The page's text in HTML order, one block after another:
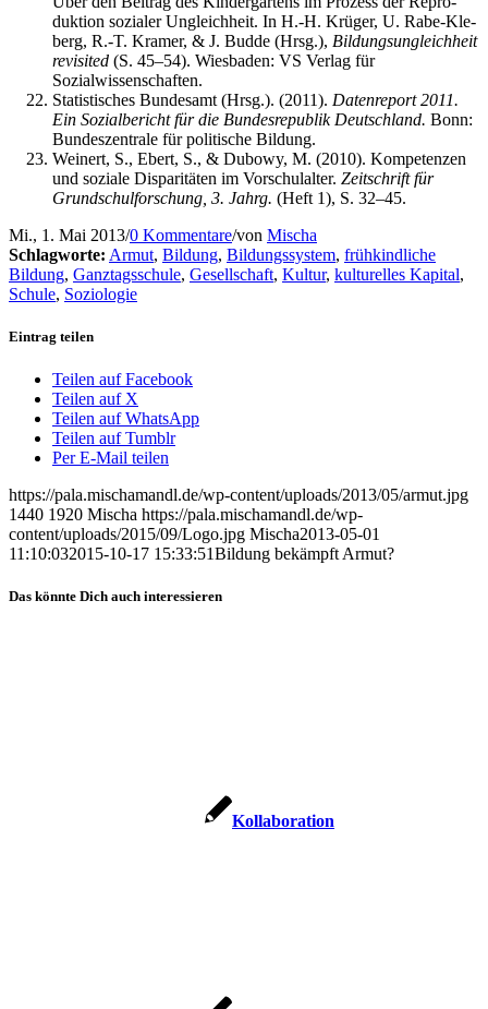
duk­ti­on sozia­ler Ungleich­heit. In H.-H. Krü­ger, U. Rabe-Kle­
berg, R.-T. Kra­mer, & J. Bud­de (Hrsg.), Bil­dungs­un­gleich­heit
revi­si­ted (S. 45–54). Wies­ba­den: VS Ver­lag für
Sozialwissenschaften.
Sta­tis­ti­sches Bun­des­amt (Hrsg.). (2011). Daten­re­port 2011.
Ein Sozi­al­be­richt für die Bun­des­re­pu­blik Deutsch­land. Bonn:
Bun­des­zen­tra­le für poli­ti­sche Bildung.
Wei­nert, S., Ebert, S., & Dubo­wy, M. (2010). Kom­pe­ten­zen
und sozia­le Dis­pa­ri­tä­ten im Vor­schul­al­ter. Zeit­schrift für
Grund­schul­for­schung, 3. Jahrg. (Heft 1), S. 32–45.
Mi., 1. Mai 2013/0 Kommentare/von Mischa
Schlagworte: Armut, Bildung, Bildungssystem, frühkindliche
Bildung, Ganztagsschule, Gesellschaft, Kultur, kulturelles Kapital,
Schule, Soziologie
Eintrag teilen
Teilen auf Facebook
Teilen auf X
Teilen auf WhatsApp
Teilen auf Tumblr
Per E-Mail teilen
https://pala.mischamandl.de/wp-content/uploads/2013/05/armut.jpg
1440 1920 Mischa https://pala.mischamandl.de/wp-
content/uploads/2015/09/Logo.jpg Mischa2013-05-01
11:10:032015-10-17 15:33:51Bil­dung bekämpft Armut?
Das könnte Dich auch interessieren
Kol­la­bo­ra­ti­on